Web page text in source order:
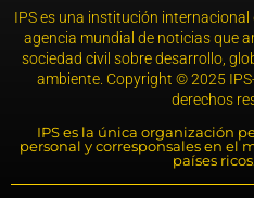
IPS es una institución
agencia mundial de noticias que
sociedad civil sobre desarrollo,
ambiente. Copyright © 2025
derechos
IPS es la única organización
personal y corresponsales en el
países